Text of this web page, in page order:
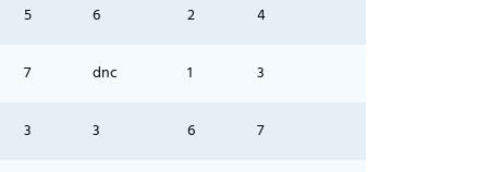
5 6 2 4
7 dnc 1 3
3 3 6 7